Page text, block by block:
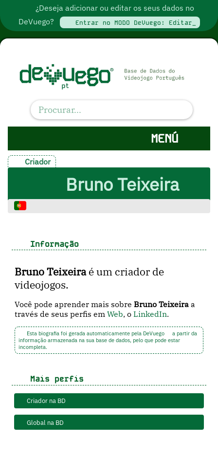
¿Deseja adicionar ou editar os seus dados no
DeVuego?
Entrar no MODO DeVuego: Editar_
MENÚ
Criador
Bruno Teixeira
Informação
Bruno Teixeiraé um criador de
videojogos.
Você pode aprender mais sobreBruno Teixeira a
través de seus perfis emWeb, oLinkedIn.
Esta biografia foi gerada automaticamente pela DeVuego
a partir da
informação armazenada na sua base de dados, pelo que pode estar
incompleta.
Mais perfis
Criador na BD
Global na BD